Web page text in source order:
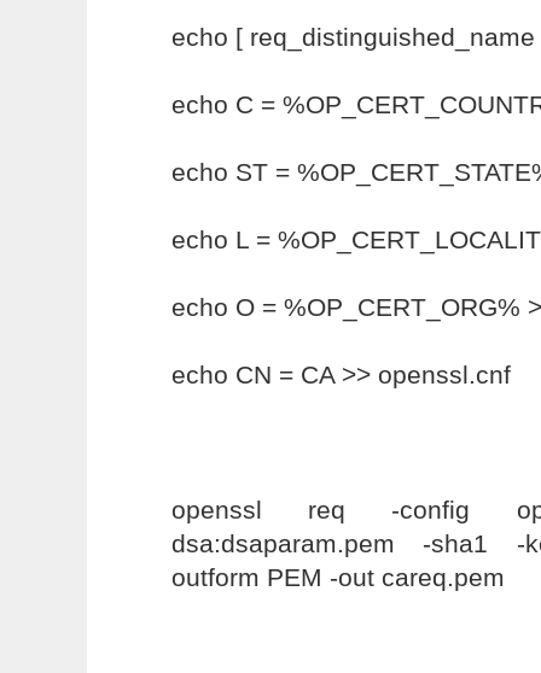
echo [
echo C =
echo ST =
echo L =
echo O = %OP_CERT_ORG%
echo CN = CA >> openssl.cnf
openssl req -config
dsa:dsaparam.pem -sha1
outform PEM -out careq.pem